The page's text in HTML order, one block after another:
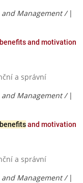
and Management / |
and motivation
a správní
and Management / |
and motivation
a správní
and Management / |